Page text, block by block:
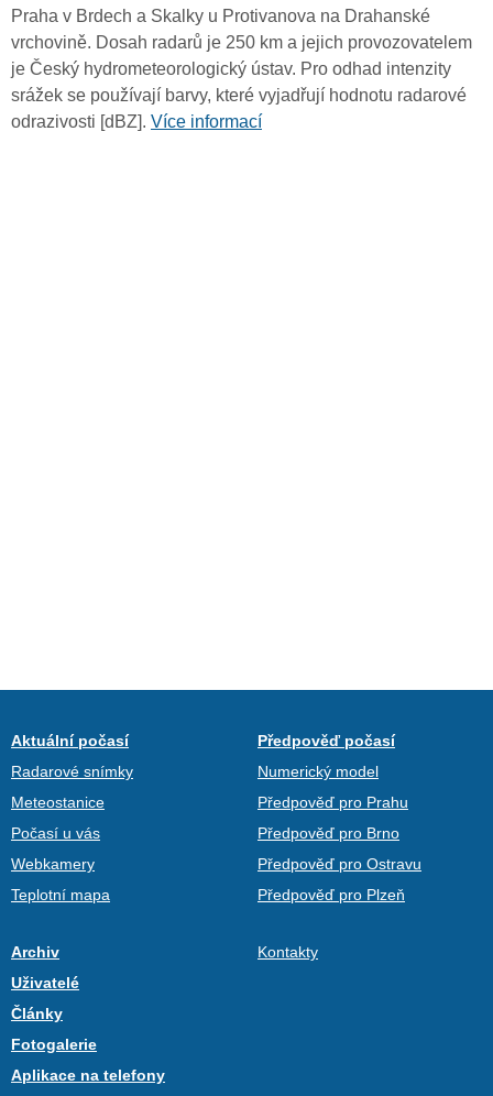
Praha v Brdech a Skalky u Protivanova na Drahanské
vrchovině. Dosah radarů je 250 km a jejich provozovatelem
je Český hydrometeorologický ústav. Pro odhad intenzity
srážek se používají barvy, které vyjadřují hodnotu radarové
odrazivosti [dBZ]. Více informací
Aktuální počasí
Radarové snímky
Meteostanice
Počasí u vás
Webkamery
Teplotní mapa
Předpověď počasí
Numerický model
Předpověď pro Prahu
Předpověď pro Brno
Předpověď pro Ostravu
Předpověď pro Plzeň
Archiv
Uživatelé
Články
Fotogalerie
Aplikace na telefony
Kontakty